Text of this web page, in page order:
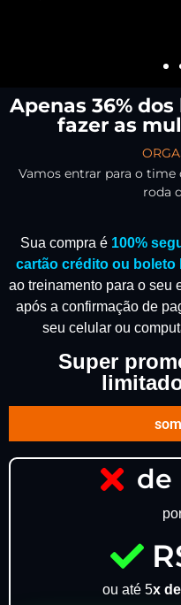
Apenas 36%
fazer as
Vamos entrar para o time
roda
Sua compra é 100%
cartão crédito ou boleto
ao treinamento para o seu
após a confirmação de
seu celular ou
Super
de
ou até 5x